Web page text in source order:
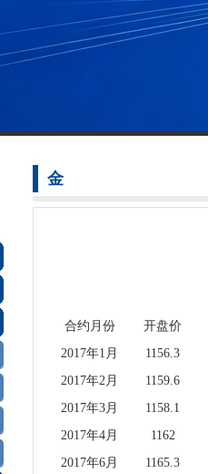
金
合约月份
开盘价
2017年1月
1156.3
2017年2月
1159.6
2017年3月
1158.1
2017年4月
1162
2017年6月
1165.3